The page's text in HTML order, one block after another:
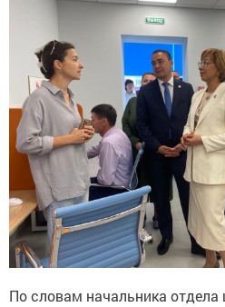
По словам начальника отдела